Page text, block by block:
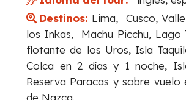
Destinos: Lima, Cusco,
los Inkas, Machu Picchu, Lago
flotante de los Uros, Isla
Colca en 2 días y 1 noche,
Reserva Paracas y sobre vuelo
de Nazca.